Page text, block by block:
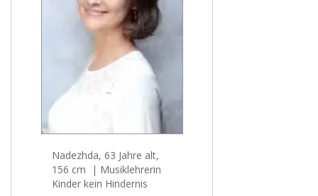
Nadezhda, 63 Jahre alt,
156 cm | Musiklehrerin
Kinder kein Hindernis